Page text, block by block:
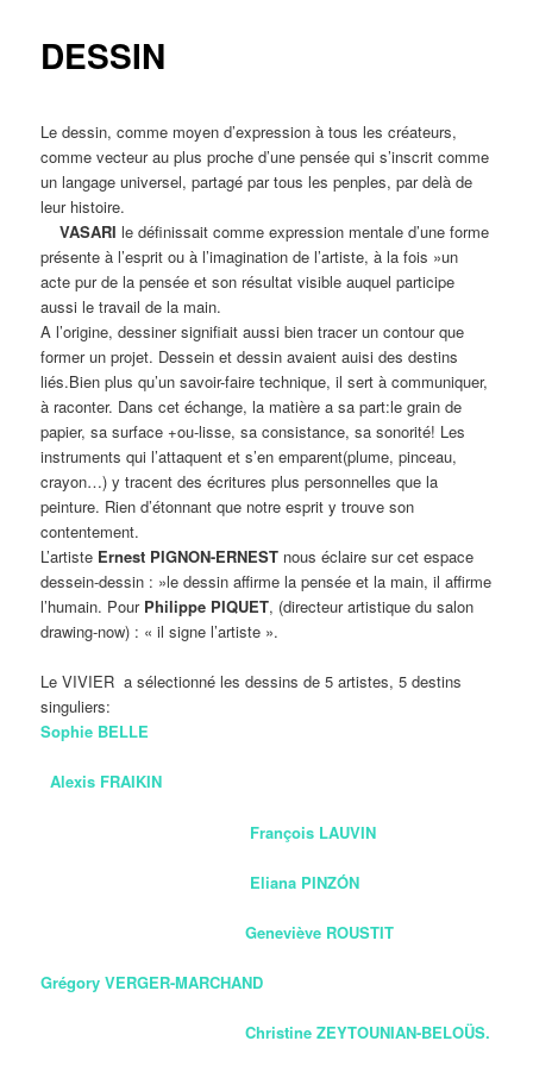
DESSIN
Le dessin, comme moyen d’expression à tous les créateurs,
comme vecteur au plus proche d’une pensée qui s’inscrit comme
un langage universel, partagé par tous les penples, par delà de
leur histoire.
VASARI le définissait comme expression mentale d’une forme
présente à l’esprit ou à l’imagination de l’artiste, à la fois »un
acte pur de la pensée et son résultat visible auquel participe
aussi le travail de la main.
A l’origine, dessiner signifiait aussi bien tracer un contour que
former un projet. Dessein et dessin avaient auisi des destins
liés.Bien plus qu’un savoir-faire technique, il sert à communiquer,
à raconter. Dans cet échange, la matière a sa part:le grain de
papier, sa surface +ou-lisse, sa consistance, sa sonorité! Les
instruments qui l’attaquent et s’en emparent(plume, pinceau,
crayon…) y tracent des écritures plus personnelles que la
peinture. Rien d’étonnant que notre esprit y trouve son
contentement.
L’artiste Ernest PIGNON-ERNEST nous éclaire sur cet espace
dessein-dessin : »le dessin affirme la pensée et la main, il affirme
l’humain. Pour Philippe PIQUET, (directeur artistique du salon
drawing-now) : « il signe l’artiste ».
Le VIVIER a sélectionné les dessins de 5 artistes, 5 destins
singuliers:
Sophie BELLE
Alexis FRAIKIN
François LAUVIN
Eliana PINZÓN
Geneviève ROUSTIT
Grégory VERGER-MARCHAND
Christine ZEYTOUNIAN-BELOÜS.